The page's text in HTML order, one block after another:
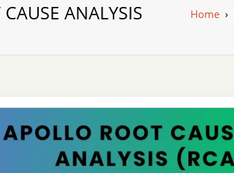
ANALYSIS Home ›